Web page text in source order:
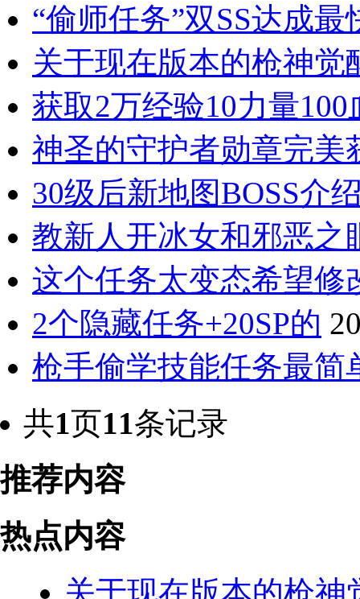
“偷师任务”双SS达成
关于现在版本的枪神觉
获取2万经验10力量
神圣的守护者勋章完美
30级后新地图BOSS介
教新人开冰女和邪恶之
这个任务太变态希望修
2个隐藏任务+20SP的
枪手偷学技能任务最简
共1页11条记录
推荐内容
热点内容